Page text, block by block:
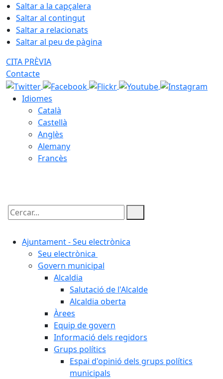
Saltar a la capçalera
Saltar al contingut
Saltar a relacionats
Saltar al peu de pàgina
CITA PRÈVIA
Contacte
Idiomes
Català
Castellà
Anglès
Alemany
Francès
Cercar:
Ajuntament - Seu electrònica
Seu electrònica
Govern municipal
Alcaldia
Salutació de l'Alcalde
Alcaldia oberta
Àrees
Equip de govern
Informació dels regidors
Grups polítics
Espai d'opinió dels grups polítics
municipals